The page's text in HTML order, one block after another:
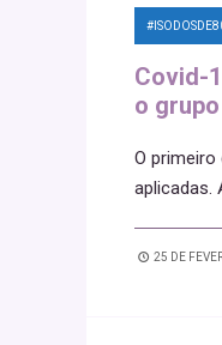
Covid-
o
O
aplicadas.
25 DE